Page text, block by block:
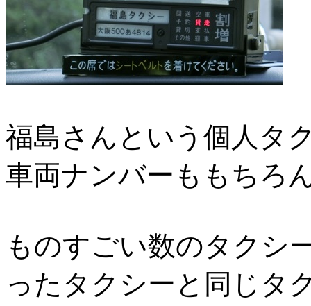
福島さんという個人タ
車両ナンバーももちろ
ものすごい数のタクシ
ったタクシーと同じタ